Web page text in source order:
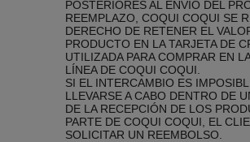
POSTERIORES AL ENVÍO DEL
REEMPLAZO, COQUI COQUI SE
DERECHO DE RETENER EL
PRODUCTO EN LA TARJETA DE
UTILIZADA PARA COMPRAR EN
LÍNEA DE COQUI COQUI.
SI EL INTERCAMBIO ES
LLEVARSE A CABO DENTRO DE
DE LA RECEPCIÓN DE LOS
PARTE DE COQUI COQUI, EL
SOLICITAR UN REEMBOLSO.